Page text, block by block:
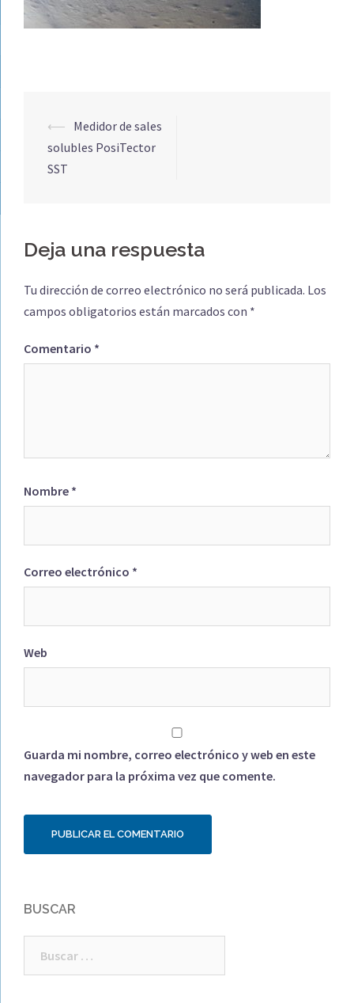
Navegación
de
entradas
⟵ Medidor de sales
solubles PosiTector
SST
Deja una respuesta
Tu dirección de correo electrónico no será publicada. Los
campos obligatorios están marcados con *
Comentario *
Nombre *
Correo electrónico *
Web
Guarda mi nombre, correo electrónico y web en este
navegador para la próxima vez que comente.
BUSCAR